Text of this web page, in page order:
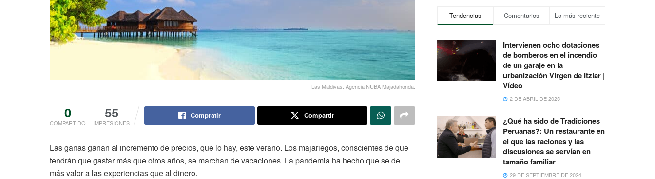
Las Maldivas. Agencia NUBA Majadahonda.
0
COMPARTIDO
55
IMPRESIONES
Compratir Compartir
Las ganas ganan al incremento de precios, que lo hay, este verano. Los majariegos, conscientes de que
tendrán que gastar más que otros años, se marchan de vacaciones. La pandemia ha hecho que se de
más valor a las experiencias que al dinero.
Tendencias Comentarios Lo más reciente
Intervienen ocho dotaciones
de bomberos en el incendio
de un garaje en la
urbanización Virgen de Itziar |
Vídeo
2 DE ABRIL DE 2025
¿Qué ha sido de Tradiciones
Peruanas?: Un restaurante en
el que las raciones y las
discusiones se servían en
tamaño familiar
29 DE SEPTIEMBRE DE 2024